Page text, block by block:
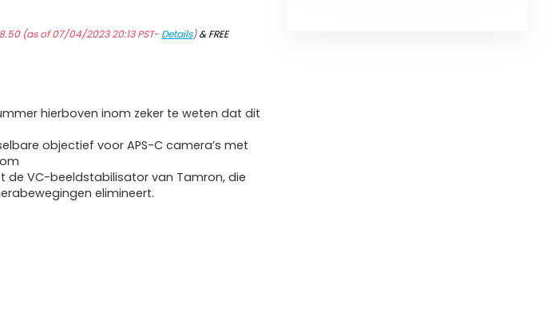
(as of 07/04/2023 20:13 PST- Details)&FREE
hierboven inom zeker te weten dat dit
objectief voor APS-C camera’s met
de VC-beeldstabilisator van Tamron, die
elimineert.